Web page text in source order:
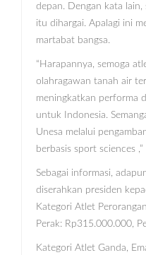
depan. Dengan kata
itu dihargai. Apalagi ini
martabat bangsa.
“Harapannya, semoga
olahragawan tanah air
meningkatkan performa
untuk Indonesia.
Unesa melalui
berbasis sport sciences
Sebagai informasi,
diserahkan presiden
Kategori Atlet
Perak: Rp315.000.000,
Kategori Atlet Ganda,